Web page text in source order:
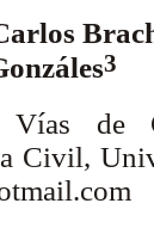
3
Vías de
Civil,